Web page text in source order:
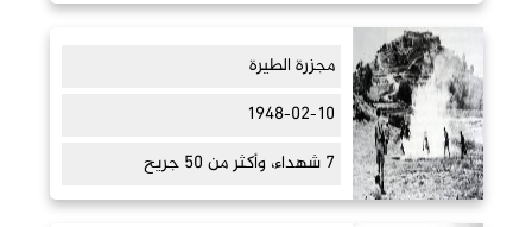
مجزرة الطيرة
1948-02-10
7 شهداء، وأكثر من 50 جريح